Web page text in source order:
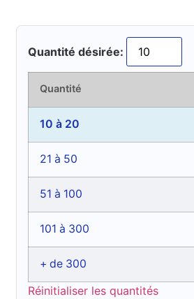
Quantité désirée:
Quantité
10 à 20
21 à 50
51 à 100
101 à 300
+ de 300
Réinitialiser les quantités